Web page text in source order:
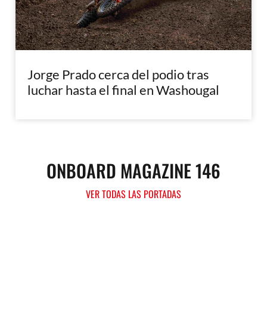
Jorge Prado cerca del podio tras
luchar hasta el final en Washougal
ONBOARD MAGAZINE 146
VER TODAS LAS PORTADAS